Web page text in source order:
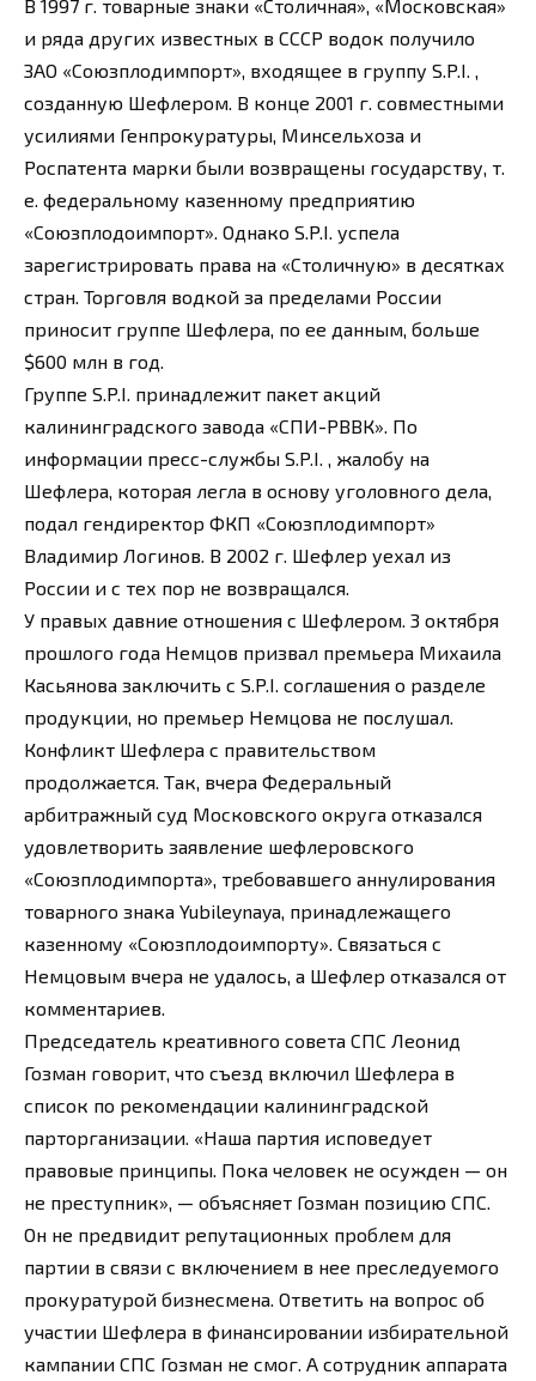
В 1997 г. товарные знаки «Столичная», «Московская»
и ряда других известных в СССР водок получило
ЗАО «Союзплодимпорт», входящее в группу S.P.I. ,
созданную Шефлером. В конце 2001 г. совместными
усилиями Генпрокуратуры, Минсельхоза и
Роспатента марки были возвращены государству, т.
е. федеральному казенному предприятию
«Союзплодоимпорт». Однако S.P.I. успела
зарегистрировать права на «Столичную» в десятках
стран. Торговля водкой за пределами России
приносит группе Шефлера, по ее данным, больше
$600 млн в год.
Группе S.P.I. принадлежит пакет акций
калининградского завода «СПИ-РВВК». По
информации пресс-службы S.P.I. , жалобу на
Шефлера, которая легла в основу уголовного дела,
подал гендиректор ФКП «Союзплодимпорт»
Владимир Логинов. В 2002 г. Шефлер уехал из
России и с тех пор не возвращался.
У правых давние отношения с Шефлером. 3 октября
прошлого года Немцов призвал премьера Михаила
Касьянова заключить с S.P.I. соглашения о разделе
продукции, но премьер Немцова не послушал.
Конфликт Шефлера с правительством
продолжается. Так, вчера Федеральный
арбитражный суд Московского округа отказался
удовлетворить заявление шефлеровского
«Союзплодимпорта», требовавшего аннулирования
товарного знака Yubileynaya, принадлежащего
казенному «Союзплодоимпорту». Связаться с
Немцовым вчера не удалось, а Шефлер отказался от
комментариев.
Председатель креативного совета СПС Леонид
Гозман говорит, что съезд включил Шефлера в
список по рекомендации калининградской
парторганизации. «Наша партия исповедует
правовые принципы. Пока человек не осужден — он
не преступник», — объясняет Гозман позицию СПС.
Он не предвидит репутационных проблем для
партии в связи с включением в нее преследуемого
прокуратурой бизнесмена. Ответить на вопрос об
участии Шефлера в финансировании избирательной
кампании СПС Гозман не смог. А сотрудник аппарата